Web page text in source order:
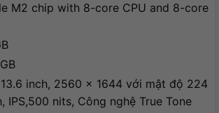
M2 chip with 8-core CPU and 8-core
13.6 inch, 2560 x 1644 với mật độ 224
IPS,500 nits, Công nghệ True Tone